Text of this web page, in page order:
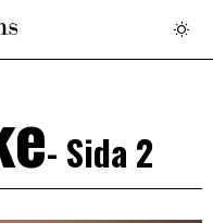
- Sida 2